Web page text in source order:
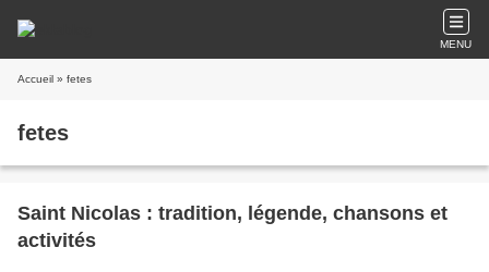
MENU
Accueil » fetes
fetes
Saint Nicolas : tradition, légende, chansons et
activités